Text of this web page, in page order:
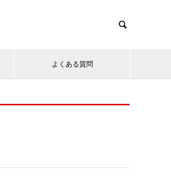

よくある質問